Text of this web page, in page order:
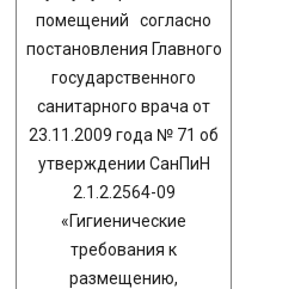
помещений согласно
постановления Главного
государственного
санитарного врача от
23.11.2009 года № 71 об
утверждении СанПиН
2.1.2.2564-09
«Гигиенические
требования к
размещению,